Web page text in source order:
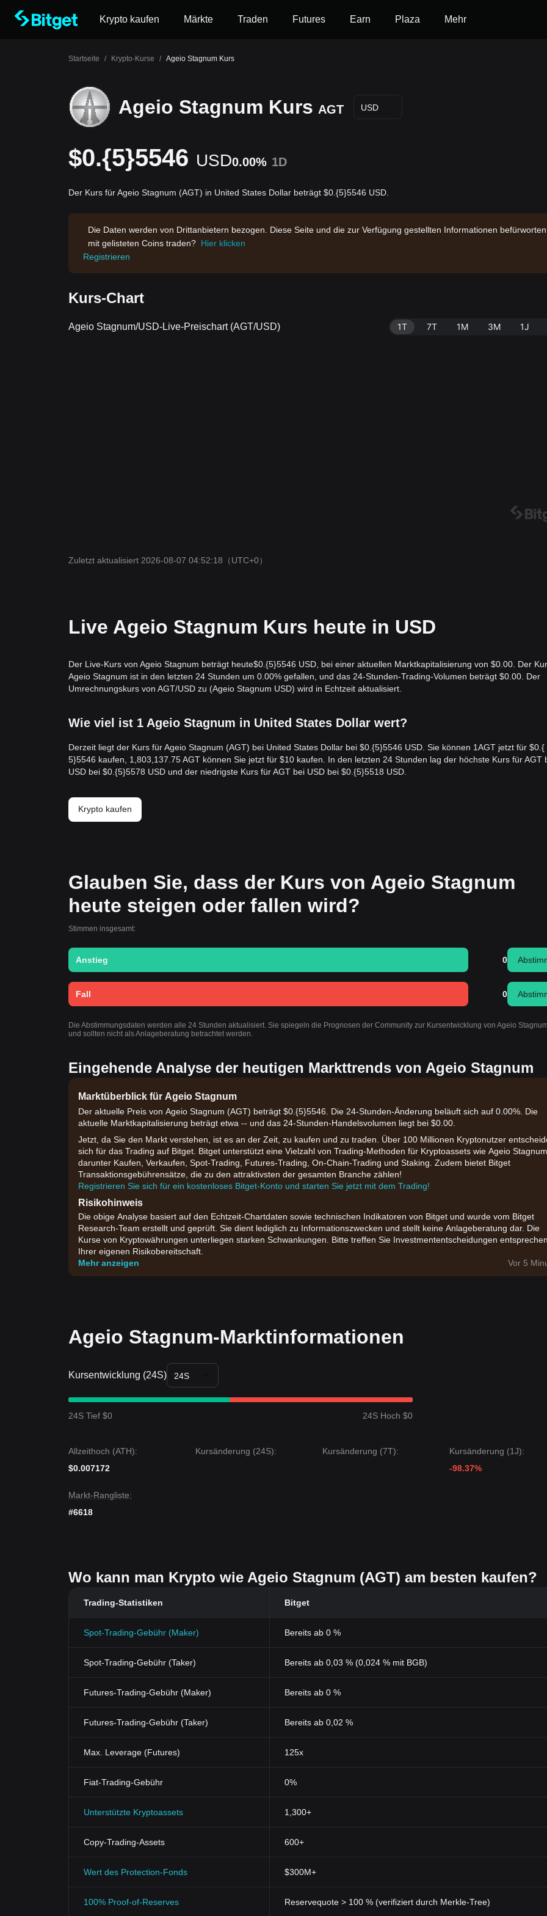
Krypto kaufen Märkte Traden Futures Earn Plaza Mehr
Startseite / Krypto-Kurse / Ageio Stagnum Kurs
Ageio Stagnum Kurs AGT USD
$0.{5}5546 USD0.00% 1D
Der Kurs für Ageio Stagnum (AGT) in United States Dollar beträgt $0.{5}5546 USD.
Die Daten werden von Drittanbietern bezogen. Diese Seite und die zur Verfügung gestellten Informationen
mit gelisteten Coins traden? Hier klicken
Registrieren
Kurs-Chart
Ageio Stagnum/USD-Live-Preischart (AGT/USD) 1T 7T 1M 3M 1J
Zuletzt aktualisiert 2026-08-07 04:52:18 （UTC+0）
Live Ageio Stagnum Kurs heute in USD
Der Live-Kurs von Ageio Stagnum beträgt heute$0.{​5}5546 USD, bei einer aktuellen Marktkapitalisierung von $0.00. Der
Ageio Stagnum ist in den letzten 24 Stunden um 0.00% gefallen, und das 24-Stunden-Trading-Volumen beträgt $0.00. Der
Umrechnungskurs von AGT/USD zu (Ageio Stagnum USD) wird in Echtzeit aktualisiert.
Wie viel ist 1 Ageio Stagnum in United States Dollar wert?
Derzeit liegt der Kurs für Ageio Stagnum (AGT) bei United States Dollar bei $0.{​5}5546 USD. Sie können 1AGT jetzt für $0.{​
5}5546 kaufen, 1,803,137.75 AGT können Sie jetzt für $10 kaufen. In den letzten 24 Stunden lag der höchste Kurs für AGT
USD bei $0.{​5}5578 USD und der niedrigste Kurs für AGT bei USD bei $0.{​5}5518 USD.
Krypto kaufen
Glauben Sie, dass der Kurs von Ageio Stagnum
heute steigen oder fallen wird?
Stimmen insgesamt:
Anstieg 0
Fall 0
Die Abstimmungsdaten werden alle 24 Stunden aktualisiert. Sie spiegeln die Prognosen der Community zur Kursentwicklung von Ageio
und sollten nicht als Anlageberatung betrachtet werden.
Eingehende Analyse der heutigen Markttrends von Ageio Stagnum
Marktüberblick für Ageio Stagnum
Der aktuelle Preis von Ageio Stagnum (AGT) beträgt $0.{​5}5546. Die 24-Stunden-Änderung beläuft sich auf 0.00%. Die
aktuelle Marktkapitalisierung beträgt etwa -- und das 24-Stunden-Handelsvolumen liegt bei $0.00.
Jetzt, da Sie den Markt verstehen, ist es an der Zeit, zu kaufen und zu traden. Über 100 Millionen Kryptonutzer
sich für das Trading auf Bitget. Bitget unterstützt eine Vielzahl von Trading-Methoden für Kryptoassets wie Ageio Stagnum,
darunter Kaufen, Verkaufen, Spot-Trading, Futures-Trading, On-Chain-Trading und Staking. Zudem bietet Bitget
Transaktionsgebührensätze, die zu den attraktivsten der gesamten Branche zählen!
Registrieren Sie sich für ein kostenloses Bitget-Konto und starten Sie jetzt mit dem Trading!
Risikohinweis
Die obige Analyse basiert auf den Echtzeit-Chartdaten sowie technischen Indikatoren von Bitget und wurde vom Bitget
Research-Team erstellt und geprüft. Sie dient lediglich zu Informationszwecken und stellt keine Anlageberatung dar. Die
Kurse von Kryptowährungen unterliegen starken Schwankungen. Bitte treffen Sie Investmententscheidungen
Ihrer eigenen Risikobereitschaft.
Mehr anzeigen
Vor 5
Ageio Stagnum-Marktinformationen
Kursentwicklung (24S) 24S
24S Tief $0 24S Hoch $0
Allzeithoch (ATH):
$0.007172
Kursänderung (24S): Kursänderung (7T):
Kursänderung (1J):
-98.37%
Markt-Rangliste:
#6618
Wo kann man Krypto wie Ageio Stagnum (AGT) am besten kaufen?
Trading-Statistiken Bitget
Spot-Trading-Gebühr (Maker) Bereits ab 0 %
Spot-Trading-Gebühr (Taker) Bereits ab 0,03 % (0,024 % mit BGB)
Futures-Trading-Gebühr (Maker) Bereits ab 0 %
Futures-Trading-Gebühr (Taker) Bereits ab 0,02 %
Max. Leverage (Futures) 125x
Fiat-Trading-Gebühr 0%
Unterstützte Kryptoassets 1,300+
Copy-Trading-Assets 600+
Wert des Protection-Fonds $300M+
100% Proof-of-Reserves Reservequote > 100 % (verifiziert durch Merkle-Tree)